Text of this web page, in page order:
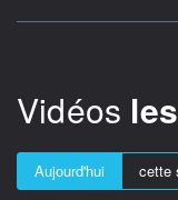
Vidéos
Aujourd'hui cette